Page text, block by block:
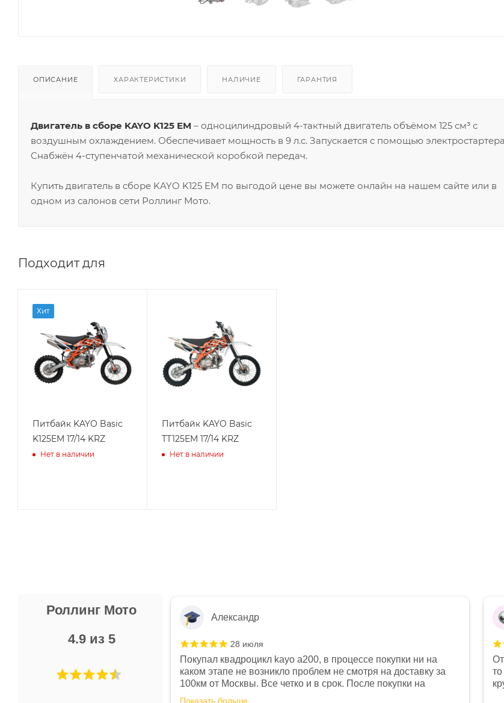
ОПИСАНИЕ ХАРАКТЕРИСТИКИ НАЛИЧИЕ ГАРАНТИЯ
Двигатель в сборе KAYO K125 EM – одноцилиндровый 4-тактный двигатель объёмом 125 см³ с
воздушным охлаждением. Обеспечивает мощность в 9 л.с. Запускается с помощью
Снабжён 4-ступенчатой механической коробкой передач.
Купить двигатель в сборе KAYO K125 EM по выгодой цене вы можете онлайн на нашем сайте или в
одном из салонов сети Роллинг Мото.
Подходит для
Хит
Питбайк KAYO Basic
K125EM 17/14 KRZ
Нет в наличии
Питбайк KAYO Basic
TT125EM 17/14 KRZ
Нет в наличии
Роллинг Мото
4.9 из 5
Не понравились условия
и дают только на год)
Александр
28 июля
Покупал квадроцикл kayo a200, в процессе покупки ни на
каком этапе не возникло проблем не смотря на доставку за
100км от Москвы. Все четко и в срок. После покупки на
спидометре всегда был 0, при этом представители магазина
Показать больше